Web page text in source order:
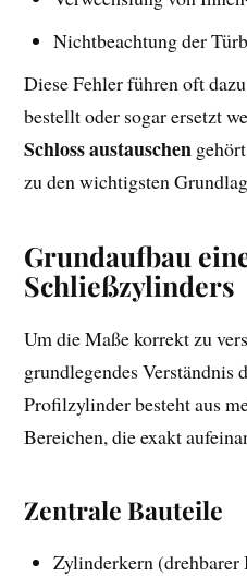
Nichtbeachtung der
Diese Fehler führen oft
bestellt oder sogar ersetzt
Schloss austauschen
zu den wichtigsten
Grundaufbau
Schließzylinders
Um die Maße korrekt zu
grundlegendes Verständnis
Profilzylinder besteht aus
Bereichen, die exakt
Zentrale Bauteile
Zylinderkern (drehbarer